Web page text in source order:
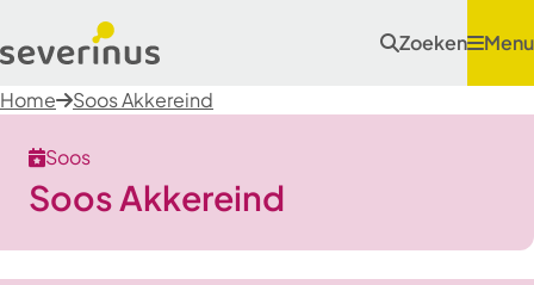
Zoeken Menu
Home Soos Akkereind
Soos
Soos Akkereind